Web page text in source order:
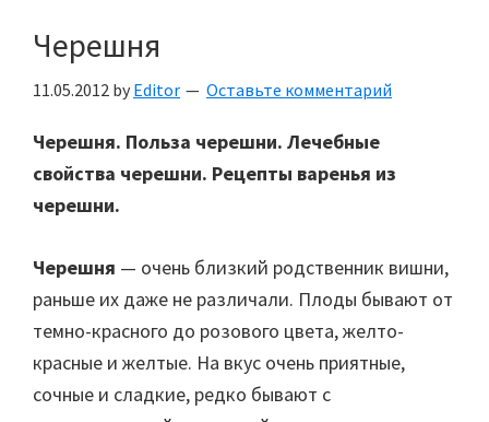
Черешня
11.05.2012 by Editor Оставьте комментарий
Черешня. Польза черешни. Лечебные
свойства черешни. Рецепты варенья из
черешни.
Черешня — очень близкий родственник вишни,
раньше их даже не различали. Плоды бывают от
темно-красного до розового цвета, желто-
красные и желтые. На вкус очень приятные,
сочные и сладкие, редко бывают с